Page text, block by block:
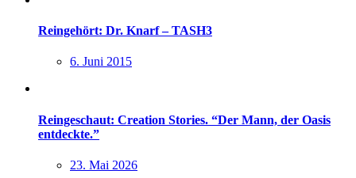
Reingehört: Dr. Knarf – TASH3
6. Juni 2015
Reingeschaut: Creation Stories. “Der Mann, der Oasis
entdeckte.”
23. Mai 2026